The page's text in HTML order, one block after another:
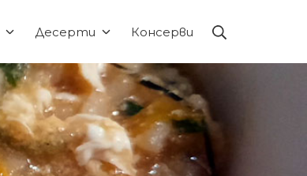
Десерти Консерви